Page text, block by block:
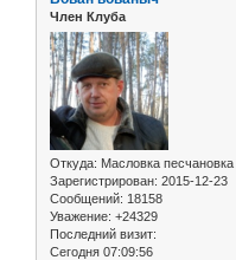
Член Клуба
Откуда: Масловка песчановка
Зарегистрирован: 2015-12-23
Сообщений: 18158
Уважение: +24329
Последний визит:
Сегодня 07:09:56